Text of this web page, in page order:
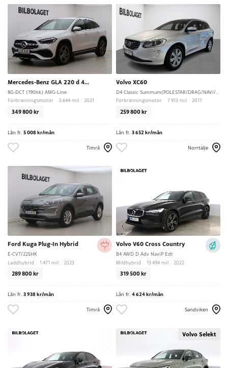
Mercedes-Benz GLA 220 d 4MATIC
8G-DCT (190hk) AMG-Line
Förbränningsmotor
5 644 mil 2021
349 800 kr
Lån fr. 5 008 kr/mån
Timrå
Volvo XC60
Förbränningsmotor
7 913 mil 2017
259 800 kr
Lån fr. 3 652 kr/mån
Norrtälje
Ford Kuga Plug-In Hybrid
E-CVT/225HK
Laddhybrid
1 471 mil 2023
289 800 kr
Lån fr. 3 938 kr/mån
Timrå
Volvo V60 Cross Country
B4 AWD D Adv NaviP Edt
Mildhybrid
13 494 mil 2022
319 500 kr
Lån fr. 4 624 kr/mån
Sandviken
Volvo Selekt